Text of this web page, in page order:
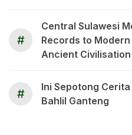
#
Central Sulawesi
Records to
Ancient
#
Ini Sepotong
Bahlil Ganteng